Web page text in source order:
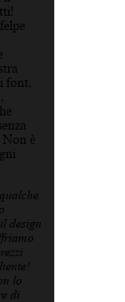
font,
è
design
lo
di